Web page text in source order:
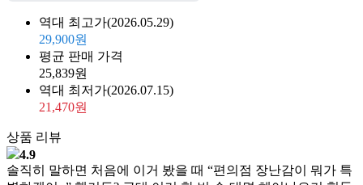
역대 최고가(2026.05.29)
29,900원
평균 판매 가격
25,839원
역대 최저가(2026.07.15)
21,470원
상품 리뷰
4.9
솔직히 말하면 처음에 이거 봤을 때 “편의점 장난감이 뭐가 특